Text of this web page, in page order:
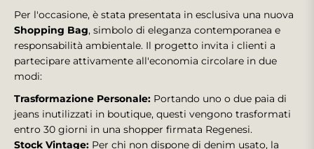
Per l'occasione, è stata presentata in esclusiva una nuova
Shopping Bag, simbolo di eleganza contemporanea e
responsabilità ambientale. Il progetto invita i clienti a
partecipare attivamente all'economia circolare in due
modi:
Trasformazione Personale: Portando uno o due paia di
jeans inutilizzati in boutique, questi vengono trasformati
entro 30 giorni in una shopper firmata Regenesi.
Stock Vintage: Per chi non dispone di denim usato, la